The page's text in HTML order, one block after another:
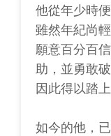
他從年少時
雖然年紀尚
願意百分百
助，並勇敢
因此得以踏
如今的他，